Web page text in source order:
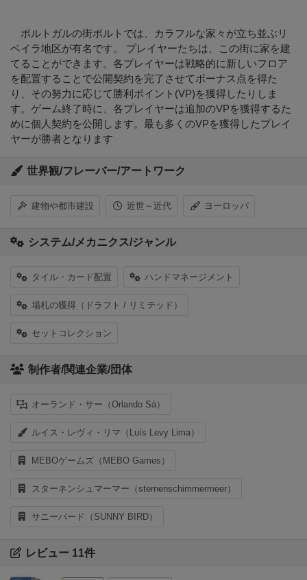
ポルトガルの街ポルトでは、カラフルな家々が立ち並ぶリ
ベイラ地区が有名です。 プレイヤーたちは、この街に家を建
てることができます。各プレイヤーは戦略的に新しいフロア
を配置することで公開契約を完了させてボーナス点を得た
り、その努力に応じて勝利ポイント(VP)を獲得したりしま
す。ゲーム終了時に、各プレイヤーは追加のVPを獲得するた
めに個人契約を公開します。最も多くのVPを獲得したプレイ
ヤーが勝者となります
世界観/フレーバー/アートワーク
建物や都市建設 近世～近代 ヨーロッパ
システム/メカニクス/ジャンル
タイル・カード配置 ハンドマネージメント
場札の獲得（ドラフト / リミテッド）
セットコレクション
制作者/関連企業/団体
オーランド・サー（Orlando Sá）
ルイス・レヴィ・リマ（Luís Levy Lima）
MEBOゲームズ（MEBO Games）
スターネンシュマーマー（sternenschimmermeer）
サニーバード（SUNNY BIRD）
レビュー 11件